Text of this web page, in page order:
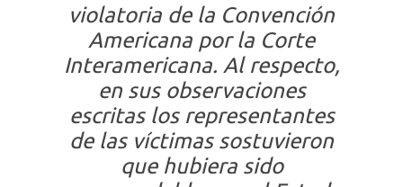
violatoria de la Convención
Americana por la Corte
Interamericana. Al respecto,
en sus observaciones
escritas los representantes
de las víctimas sostuvieron
que hubiera sido